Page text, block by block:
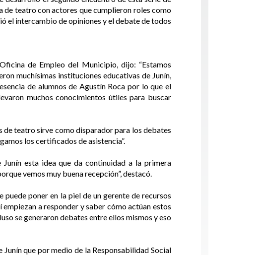
de teatro con actores que cumplieron roles como
el intercambio de opiniones y el debate de todos
de Empleo del Municipio, dijo: “Estamos
muchísimas instituciones educativas de Junín,
de alumnos de Agustín Roca por lo que el
muchos conocimientos útiles para buscar
teatro sirve como disparador para los debates
los certificados de asistencia”.
esta idea que da continuidad a la primera
vemos muy buena recepción”, destacó.
puede poner en la piel de un gerente de recursos
a responder y saber cómo actúan estos
se generaron debates entre ellos mismos y eso
que por medio de la Responsabilidad Social